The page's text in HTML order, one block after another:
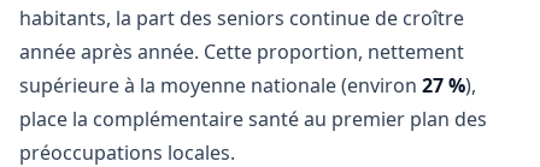
habitants, la part des seniors continue de croître
année après année. Cette proportion, nettement
supérieure à la moyenne nationale (environ 27 %),
place la complémentaire santé au premier plan des
préoccupations locales.